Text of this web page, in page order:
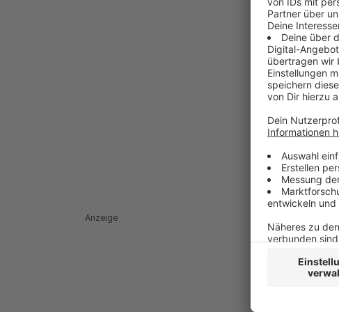
Anzeige